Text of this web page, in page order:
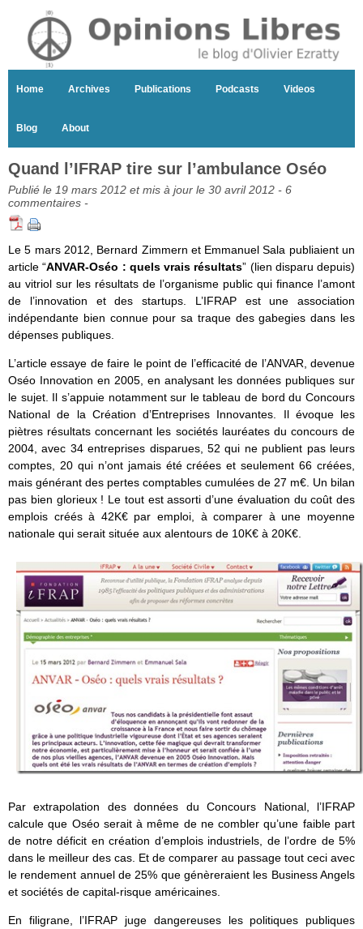
Home Archives Publications Podcasts Videos
Blog About
Quand l’IFRAP tire sur l’ambulance Oséo
Publié le 19 mars 2012 et mis à jour le 30 avril 2012 - 6
commentaires -
Le 5 mars 2012, Bernard Zimmern et Emmanuel Sala publiaient un
article “ANVAR-Oséo : quels vrais résultats” (lien disparu depuis)
au vitriol sur les résultats de l’organisme public qui finance l’amont
de l’innovation et des startups. L’IFRAP est une association
indépendante bien connue pour sa traque des gabegies dans les
dépenses publiques.
L’article essaye de faire le point de l’efficacité de l’ANVAR, devenue
Oséo Innovation en 2005, en analysant les données publiques sur
le sujet. Il s’appuie notamment sur le tableau de bord du Concours
National de la Création d’Entreprises Innovantes. Il évoque les
piètres résultats concernant les sociétés lauréates du concours de
2004, avec 34 entreprises disparues, 52 qui ne publient pas leurs
comptes, 20 qui n’ont jamais été créées et seulement 66 créées,
mais générant des pertes comptables cumulées de 27 m€. Un bilan
pas bien glorieux ! Le tout est assorti d’une évaluation du coût des
emplois créés à 42K€ par emploi, à comparer à une moyenne
nationale qui serait située aux alentours de 10K€ à 20K€.
Par extrapolation des données du Concours National, l’IFRAP
calcule que Oséo serait à même de ne combler qu’une faible part
de notre déficit en création d’emplois industriels, de l’ordre de 5%
dans le meilleur des cas. Et de comparer au passage tout ceci avec
le rendement annuel de 25% que génèreraient les Business Angels
et sociétés de capital-risque américaines.
En filigrane, l’IFRAP juge dangereuses les politiques publiques